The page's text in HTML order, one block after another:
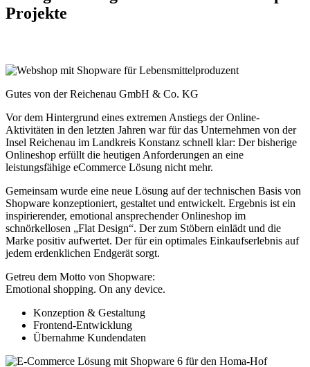
Projekte
Gutes von der Reichenau GmbH & Co. KG
Vor dem Hintergrund eines extremen Anstiegs der Online-
Aktivitäten in den letzten Jahren war für das Unternehmen von der
Insel Reichenau im Landkreis Konstanz schnell klar: Der bisherige
Onlineshop erfüllt die heutigen Anforderungen an eine
leistungsfähige eCommerce Lösung nicht mehr.
Gemeinsam wurde eine neue Lösung auf der technischen Basis von
Shopware konzeptioniert, gestaltet und entwickelt. Ergebnis ist ein
inspirierender, emotional ansprechender Onlineshop im
schnörkellosen „Flat Design“. Der zum Stöbern einlädt und die
Marke positiv aufwertet. Der für ein optimales Einkaufserlebnis auf
jedem erdenklichen Endgerät sorgt.
Getreu dem Motto von Shopware:
Emotional shopping. On any device.
Konzeption & Gestaltung
Frontend-Entwicklung
Übernahme Kundendaten